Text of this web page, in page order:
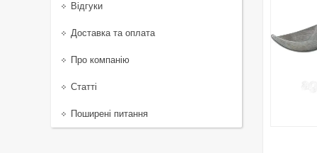
Відгуки
Доставка та оплата
Про компанію
Статті
Поширені питання